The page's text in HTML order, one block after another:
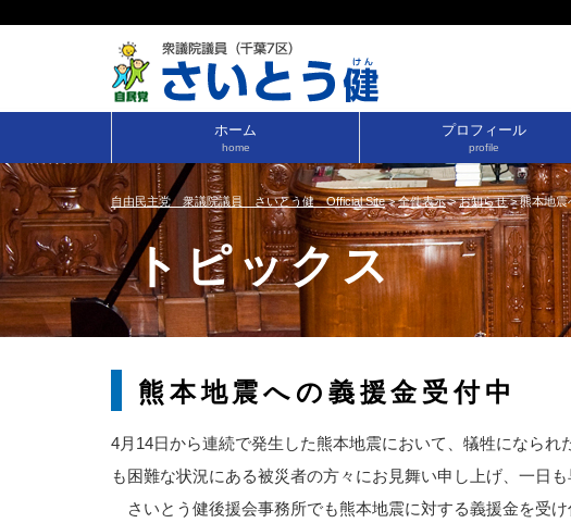
ホーム
home
プロフィール
profile
自由民主党 衆議院議員 さいとう健 Official Site>全件表示>お知らせ>熊本地震
トピックス
熊本地震への義援金受付中
4月14日から連続で発生した熊本地震において、犠牲になら
も困難な状況にある被災者の方々にお見舞い申し上げ、一日
さいとう健後援会事務所でも熊本地震に対する義援金を受